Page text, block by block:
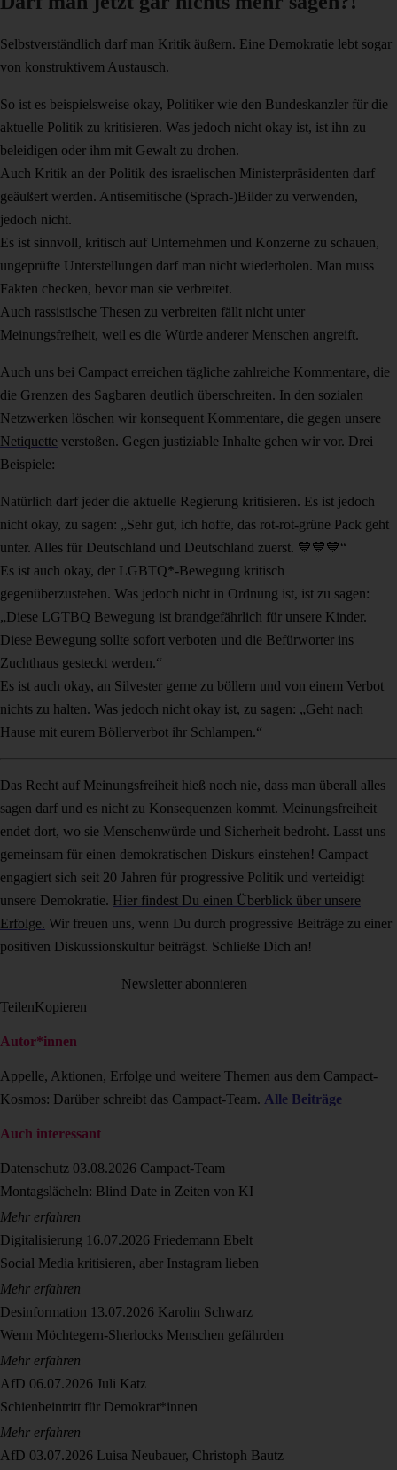
Selbstverständlich darf man Kritik äußern. Eine Demokratie lebt sogar
von konstruktivem Austausch.
So ist es beispielsweise okay, Politiker wie den Bundeskanzler für die
aktuelle Politik zu kritisieren. Was jedoch nicht okay ist, ist ihn zu
beleidigen oder ihm mit Gewalt zu drohen.
Auch Kritik an der Politik des israelischen Ministerpräsidenten darf
geäußert werden. Antisemitische (Sprach-)Bilder zu verwenden,
jedoch nicht.
Es ist sinnvoll, kritisch auf Unternehmen und Konzerne zu schauen,
ungeprüfte Unterstellungen darf man nicht wiederholen. Man muss
Fakten checken, bevor man sie verbreitet.
Auch rassistische Thesen zu verbreiten fällt nicht unter
Meinungsfreiheit, weil es die Würde anderer Menschen angreift.
Auch uns bei Campact erreichen tägliche zahlreiche Kommentare, die
die Grenzen des Sagbaren deutlich überschreiten. In den sozialen
Netzwerken löschen wir konsequent Kommentare, die gegen unsere
Netiquette verstoßen. Gegen justiziable Inhalte gehen wir vor. Drei
Beispiele:
Natürlich darf jeder die aktuelle Regierung kritisieren. Es ist jedoch
nicht okay, zu sagen: „Sehr gut, ich hoffe, das rot-rot-grüne Pack geht
unter. Alles für Deutschland und Deutschland zuerst. 💙💙💙“
Es ist auch okay, der LGBTQ*-Bewegung kritisch
gegenüberzustehen. Was jedoch nicht in Ordnung ist, ist zu sagen:
„Diese LGTBQ Bewegung ist brandgefährlich für unsere Kinder.
Diese Bewegung sollte sofort verboten und die Befürworter ins
Zuchthaus gesteckt werden.“
Es ist auch okay, an Silvester gerne zu böllern und von einem Verbot
nichts zu halten. Was jedoch nicht okay ist, zu sagen: „Geht nach
Hause mit eurem Böllerverbot ihr Schlampen.“
Das Recht auf Meinungsfreiheit hieß noch nie, dass man überall alles
sagen darf und es nicht zu Konsequenzen kommt. Meinungsfreiheit
endet dort, wo sie Menschenwürde und Sicherheit bedroht. Lasst uns
gemeinsam für einen demokratischen Diskurs einstehen! Campact
engagiert sich seit 20 Jahren für progressive Politik und verteidigt
unsere Demokratie. Hier findest Du einen Überblick über unsere
Erfolge. Wir freuen uns, wenn Du durch progressive Beiträge zu einer
positiven Diskussionskultur beiträgst. Schließe Dich an!
Newsletter abonnieren
TeilenKopieren
Autor*innen
Appelle, Aktionen, Erfolge und weitere Themen aus dem Campact-
Kosmos: Darüber schreibt das Campact-Team. Alle Beiträge
Auch interessant
Datenschutz 03.08.2026 Campact-Team
Montagslächeln: Blind Date in Zeiten von KI
Mehr erfahren
Digitalisierung 16.07.2026 Friedemann Ebelt
Social Media kritisieren, aber Instagram lieben
Mehr erfahren
Desinformation 13.07.2026 Karolin Schwarz
Wenn Möchtegern-Sherlocks Menschen gefährden
Mehr erfahren
AfD 06.07.2026 Juli Katz
Schienbeintritt für Demokrat*innen
Mehr erfahren
AfD 03.07.2026 Luisa Neubauer, Christoph Bautz